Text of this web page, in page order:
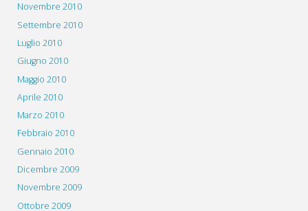
Novembre 2010
Settembre 2010
Luglio 2010
Giugno 2010
Maggio 2010
Aprile 2010
Marzo 2010
Febbraio 2010
Gennaio 2010
Dicembre 2009
Novembre 2009
Ottobre 2009